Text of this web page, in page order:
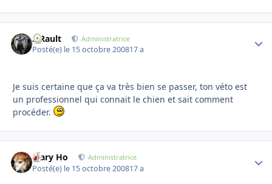
S.Rault Administratrice
Posté(e) le 15 octobre 200817 a
Je suis certaine que ça va très bien se passer, ton véto est
un professionnel qui connait le chien et sait comment
procéder.
Mary Ho Administratrice
Posté(e) le 15 octobre 200817 a